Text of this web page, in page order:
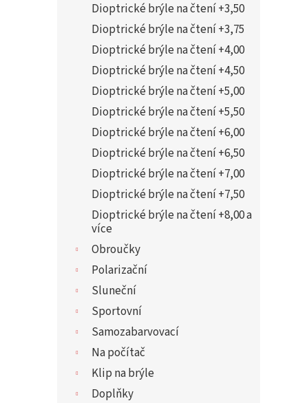
Dioptrické brýle na čtení +3,50
Dioptrické brýle na čtení +3,75
Dioptrické brýle na čtení +4,00
Dioptrické brýle na čtení +4,50
Dioptrické brýle na čtení +5,00
Dioptrické brýle na čtení +5,50
Dioptrické brýle na čtení +6,00
Dioptrické brýle na čtení +6,50
Dioptrické brýle na čtení +7,00
Dioptrické brýle na čtení +7,50
Dioptrické brýle na čtení +8,00 a
více
Obroučky
Polarizační
Sluneční
Sportovní
Samozabarvovací
Na počítač
Klip na brýle
Doplňky